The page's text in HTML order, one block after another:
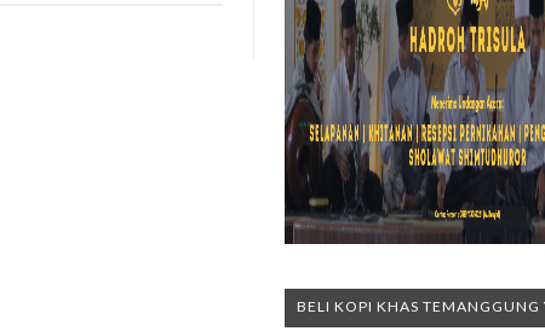
BELI KOPI KHAS TEMANGGUNG